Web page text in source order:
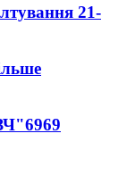
21-
6969